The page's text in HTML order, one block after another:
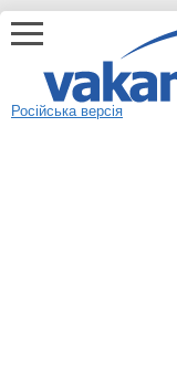
Російська версія